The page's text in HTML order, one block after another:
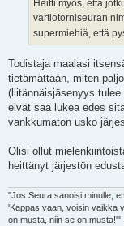
Heitti myös, että
vartiotorniseuran
supermiehiä, että
Todistaja maalasi
tietämättään, miten
(liitännäisjäsenyys
eivät saa lukea edes
vankkumaton usko
Olisi ollut
heittänyt järjestön
"Jos Seura sanoisi minulle,
'Kappas vaan, voisin vaikka
on musta, niin se on